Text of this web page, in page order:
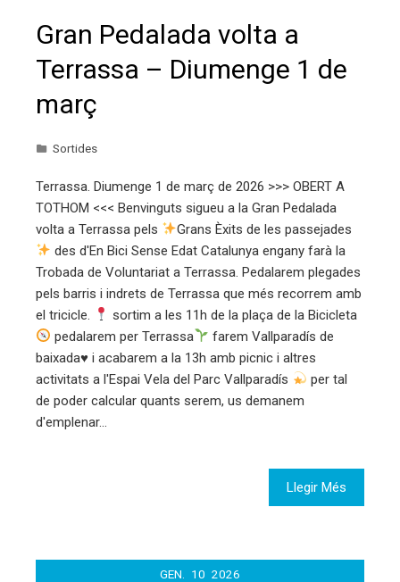
Gran Pedalada volta a
Terrassa – Diumenge 1 de
març
Sortides
Terrassa. Diumenge 1 de març de 2026 >>> OBERT A
TOTHOM <<< Benvinguts sigueu a la Gran Pedalada
volta a Terrassa pels
Grans Èxits de les passejades
des d'En Bici Sense Edat Catalunya engany farà la
Trobada de Voluntariat a Terrassa. Pedalarem plegades
pels barris i indrets de Terrassa que més recorrem amb
el tricicle.
sortim a les 11h de la plaça de la Bicicleta
pedalarem per Terrassa
farem Vallparadís de
baixada♥️ i acabarem a la 13h amb picnic i altres
activitats a l'Espai Vela del Parc Vallparadís
per tal
de poder calcular quants serem, us demanem
d'emplenar…
Llegir Més
GEN. 10 2026